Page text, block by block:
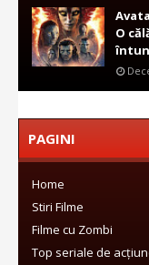
O
PAGINI
Home
Stiri Filme
Filme cu Zombi
Top seriale de